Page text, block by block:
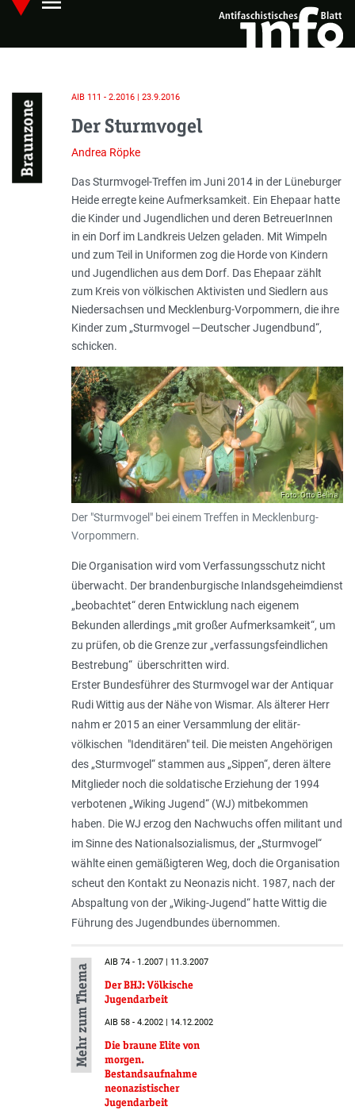
Skip
main
Hauptmenü öffnen
Braunzone
AIB 111 - 2.2016 | 23.9.2016
Der Sturmvogel
Andrea Röpke
Einleitung
Das Sturmvogel-Treffen im Juni 2014 in der Lüneburger
Heide erregte keine Aufmerksamkeit. Ein Ehepaar hatte
die Kinder und Jugendlichen und deren BetreuerInnen
in ein Dorf im Landkreis Uelzen geladen. Mit Wimpeln
und zum Teil in Uniformen zog die Horde von Kindern
und Jugendlichen aus dem Dorf. Das Ehepaar zählt
zum Kreis von völkischen Aktivisten und Siedlern aus
Niedersachsen und Mecklenburg-Vorpommern, die ihre
Kinder zum „Sturmvogel —Deutscher Jugendbund“,
schicken.
Foto: Otto Belina
Der "Sturmvogel" bei einem Treffen in Mecklenburg-
Vorpommern.
Die Organisation wird vom Verfassungsschutz nicht
überwacht. Der brandenburgische Inlandsgeheimdienst
„beobachtet“ deren Entwicklung nach eigenem
Bekunden allerdings „mit großer Aufmerksamkeit“, um
zu prüfen, ob die Grenze zur „verfassungsfeindlichen
Bestrebung“ überschritten wird.
Erster Bundesführer des Sturmvogel war der Antiquar
Rudi Wittig aus der Nähe von Wismar. Als älterer Herr
nahm er 2015 an einer Versammlung der elitär-
völkischen "Idenditären" teil. Die meisten Angehöri­gen
des „Sturmvogel“ stammen aus „Sippen“, deren ältere
Mitglieder noch die soldatische Erziehung der 1994
verbotenen „Wiking Jugend“ (WJ) mitbekommen
haben. Die WJ erzog den Nachwuchs offen militant und
im Sinne des Nationalsozialismus, der „Sturmvogel“
wählte einen gemäßigteren Weg, doch die Organisation
scheut den Kontakt zu Neonazis nicht. 1987, nach der
Abspaltung von der „Wiking-Jugend“ hatte Wittig die
Führung des Jugendbundes übernommen.
Mehr zum Thema
AIB 74 - 1.2007 | 11.3.2007
Der BHJ: Völkische
Jugendarbeit
AIB 58 - 4.2002 | 14.12.2002
Die braune Elite von
morgen.
Bestandsaufnahme
neonazistischer
Jugendarbeit